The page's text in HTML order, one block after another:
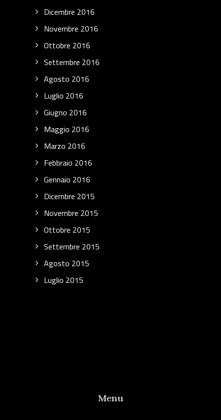
Dicembre 2016
Novembre 2016
Ottobre 2016
Settembre 2016
Agosto 2016
Luglio 2016
Giugno 2016
Maggio 2016
Marzo 2016
Febbraio 2016
Gennaio 2016
Dicembre 2015
Novembre 2015
Ottobre 2015
Settembre 2015
Agosto 2015
Luglio 2015
Menu